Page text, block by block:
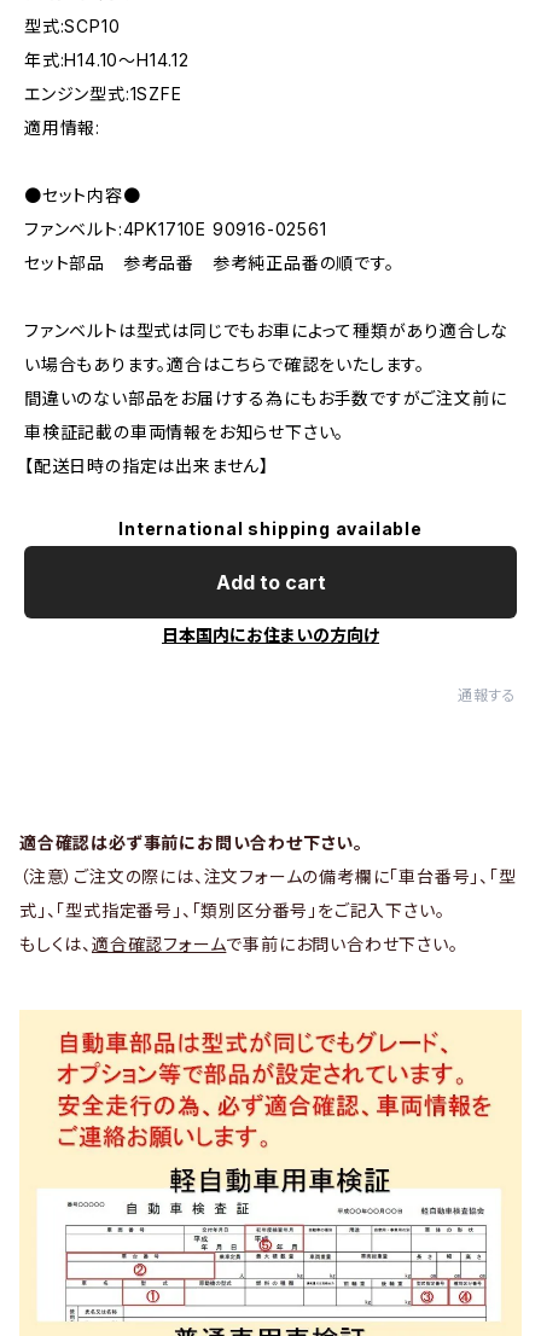
型式:SCP10
年式:H14.10～H14.12
エンジン型式:1SZFE
適用情報:
●セット内容●
ファンベルト:4PK1710E 90916-02561
セット部品 参考品番 参考純正品番の順です。
ファンベルトは型式は同じでもお車によって種類があり適合しな
い場合もあります。適合はこちらで確認をいたします。
間違いのない部品をお届けする為にもお手数ですがご注文前に
車検証記載の車両情報をお知らせ下さい。
【配送日時の指定は出来ません】
International shipping available
Add to cart
日本国内にお住まいの方向け
通報する
適合確認は必ず事前にお問い合わせ下さい。
（注意）ご注文の際には、注文フォームの備考欄に「車台番号」、「型
式」、「型式指定番号」、「類別区分番号」をご記入下さい。
もしくは、 適合確認フォームで事前にお問い合わせ下さい。